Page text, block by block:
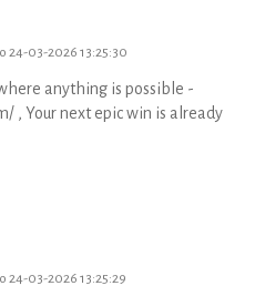
24-03-2026 13:25:30
anything is possible -
, Your next epic win is already
24-03-2026 13:25:29